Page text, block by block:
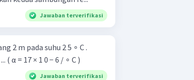
Jawaban terverifikasi
2 m pada suhu 2 5 ∘ C .
( α = 17 × 1 0 − 6 / ∘ C )
Jawaban terverifikasi